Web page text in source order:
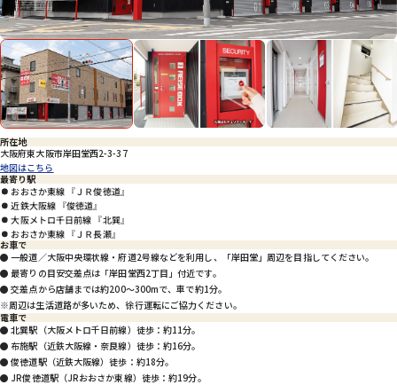
所在地
大阪府東大阪市岸田堂西2-3-37
地図はこちら
最寄り駅
おおさか東線 『ＪＲ俊徳道』
近鉄大阪線 『俊徳道』
大阪メトロ千日前線 『北巽』
おおさか東線 『ＪＲ長瀬』
お車で
● 一般道／大阪中央環状線・府道2号線などを利用し、「岸田堂」周辺を目指してください。
● 最寄りの目安交差点は「岸田堂西2丁目」付近です。
● 交差点から店舗までは約200〜300mで、車で約1分。
※周辺は生活道路が多いため、徐行運転にご協力ください。
電車で
● 北巽駅（大阪メトロ千日前線）徒歩：約11分。
● 布施駅（近鉄大阪線・奈良線）徒歩：約16分。
● 俊徳道駅（近鉄大阪線）徒歩：約18分。
● JR俊徳道駅（JRおおさか東線）徒歩：約19分。